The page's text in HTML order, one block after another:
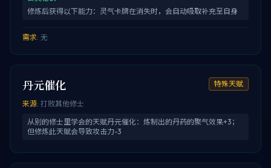
修炼后获得以下能力：灵气卡牌在消失时，会自动吸取补充至自身
需求: 无
丹元催化 特殊天赋
来源: 打败其他修士
从别的修士里学会的天赋丹元催化：炼制出的丹药的聚气效果+3；
但修炼此天赋会导致攻击力-3